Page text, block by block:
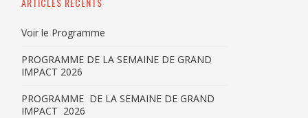
Voir le Programme
PROGRAMME DE LA SEMAINE DE GRAND
IMPACT 2026
PROGRAMME DE LA SEMAINE DE GRAND
IMPACT 2026